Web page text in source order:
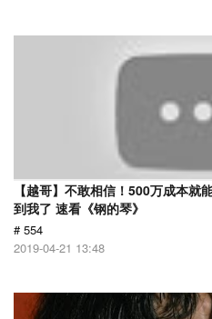
【越哥】不敢相信！500万成本就
到我了 速看《钢的琴》
# 554
2019-04-21 13:48